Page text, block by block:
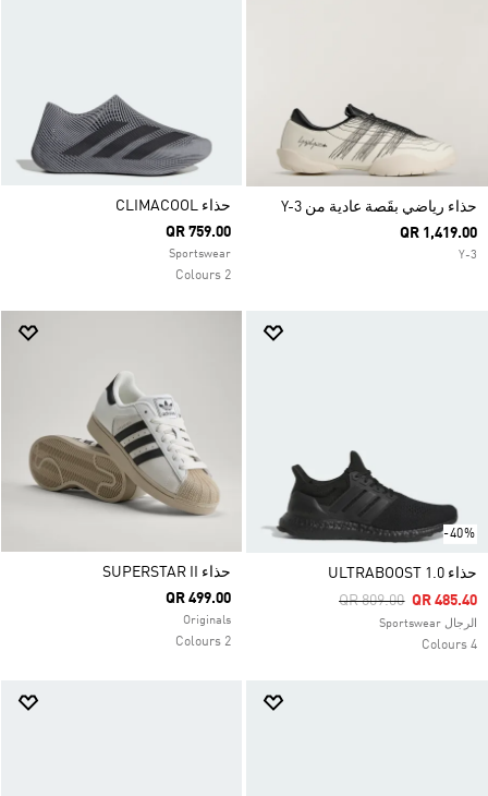
حذاء رياضي بقَصة عادية من Y-3
QR 1,419.00
Y-3
حذاء CLIMACOOL
QR 759.00
Sportswear
2 Colours
-40%
حذاء ULTRABOOST 1.0
Price Reduced From
QR 809.00ToQR 485.40
الرجال Sportswear
4 Colours
حذاء SUPERSTAR II
QR 499.00
Originals
2 Colours